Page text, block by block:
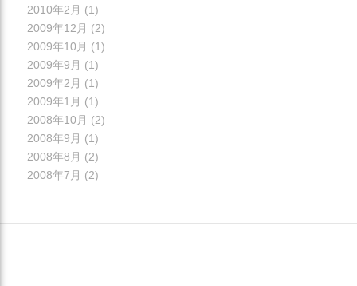
2010年2月 (1)
2009年12月 (2)
2009年10月 (1)
2009年9月 (1)
2009年2月 (1)
2009年1月 (1)
2008年10月 (2)
2008年9月 (1)
2008年8月 (2)
2008年7月 (2)